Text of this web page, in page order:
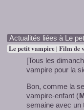
Actualités liées à Le
Le petit vampire | Film de
[Tous les
vampire pour la
Bon, comme la
vampire-enfant (
semaine avec un